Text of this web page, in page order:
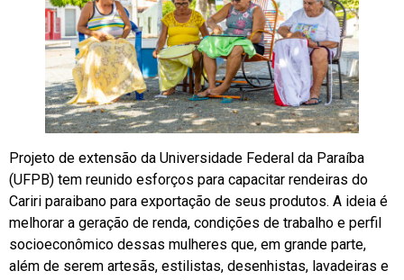
Projeto de extensão da Universidade Federal da Paraíba
(UFPB) tem reunido esforços para capacitar rendeiras do
Cariri paraibano para exportação de seus produtos. A ideia é
melhorar a geração de renda, condições de trabalho e perfil
socioeconômico dessas mulheres que, em grande parte,
além de serem artesãs, estilistas, desenhistas, lavadeiras e